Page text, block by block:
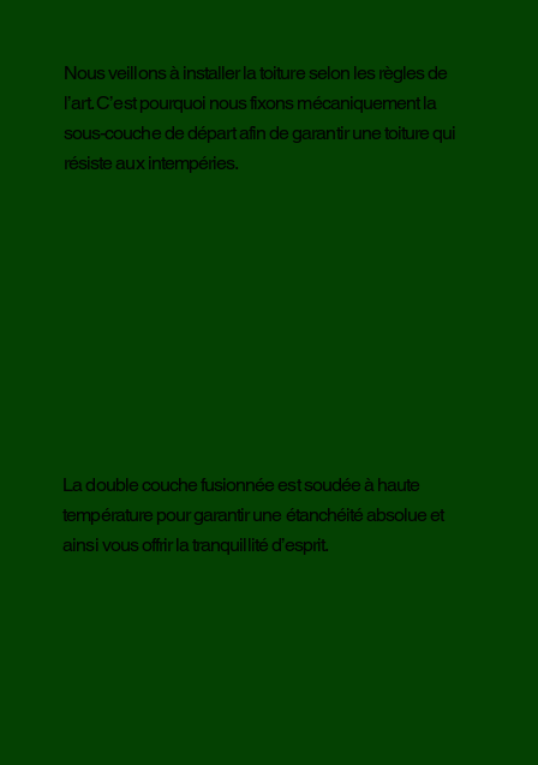
Nous veillons à installer la toiture selon les règles de
l’art. C’est pourquoi nous fixons mécaniquement la
sous-couche de départ afin de garantir une toiture qui
résiste aux intempéries.
La double couche fusionnée est soudée à haute
température pour garantir une étanchéité absolue et
ainsi vous offrir la tranquillité d’esprit.